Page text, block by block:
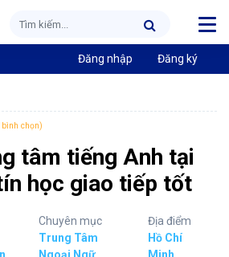
Đăng nhập Đăng ký
chọn)
tâm tiếng Anh tại
học giao tiếp tốt
Chuyên mục
Trung Tâm
Địa điểm
Hồ Chí